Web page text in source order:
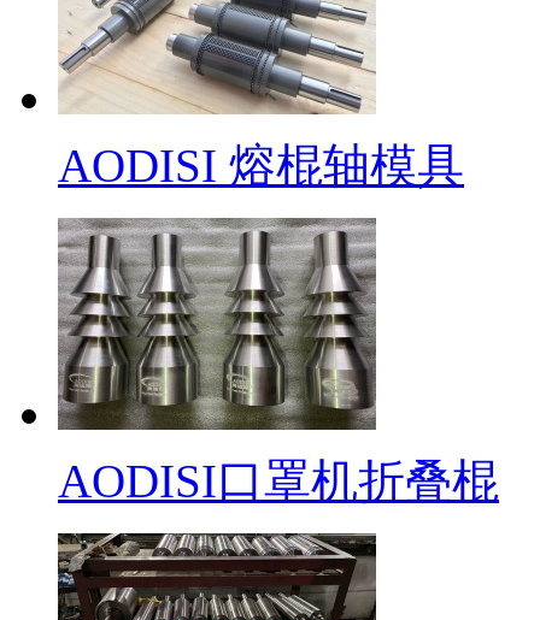
AODISI 熔棍轴模具
AODISI口罩机折叠棍